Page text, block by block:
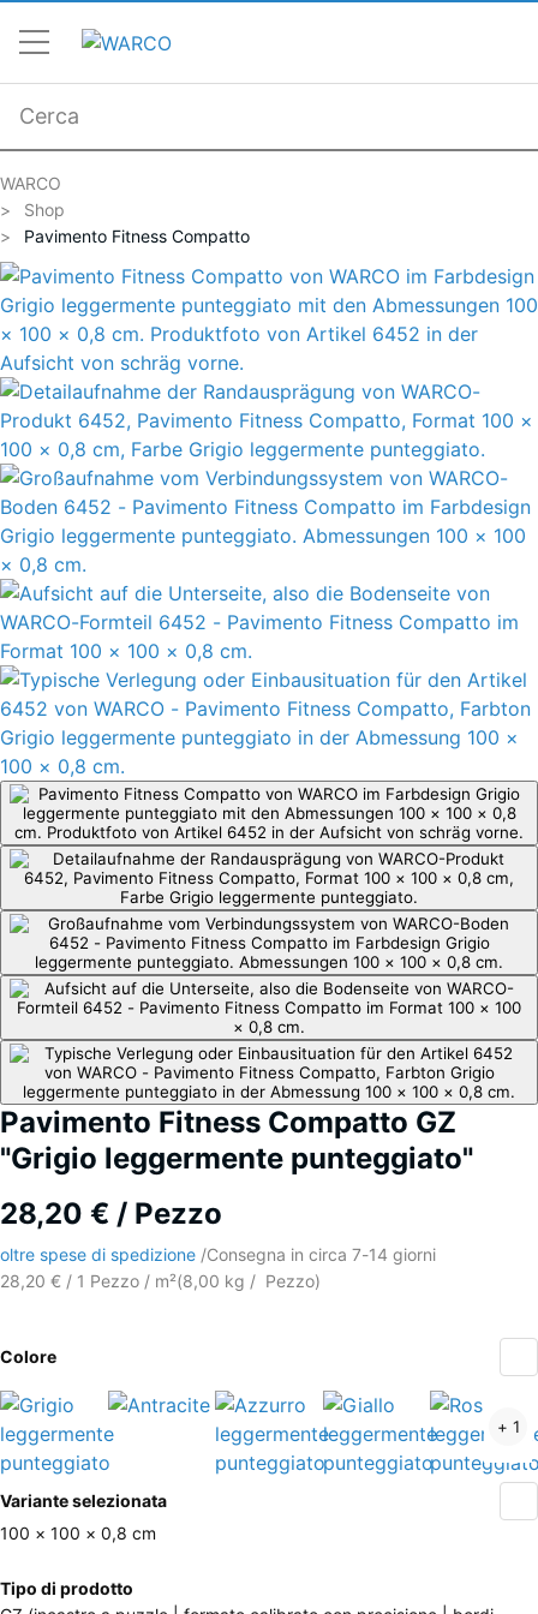
WARCO
Shop
Pavimento Fitness Compatto
Pavimento Fitness Compatto GZ
"Grigio leggermente punteggiato"
28,20 € / Pezzo
oltre spese di spedizione /Consegna in circa 7-14 giorni
28,20 € / 1 Pezzo / m²(8,00 kg / Pezzo)
Colore
Grigio
leggermente
punteggiato
(active)
Antracite
Azzurro
leggermente
punteggiato
Giallo
+ 1
Ulteriori
informazioni
sui
Mostra
Variante selezionata
100 × 100 × 0,8 cm
per
Tipo di prodotto